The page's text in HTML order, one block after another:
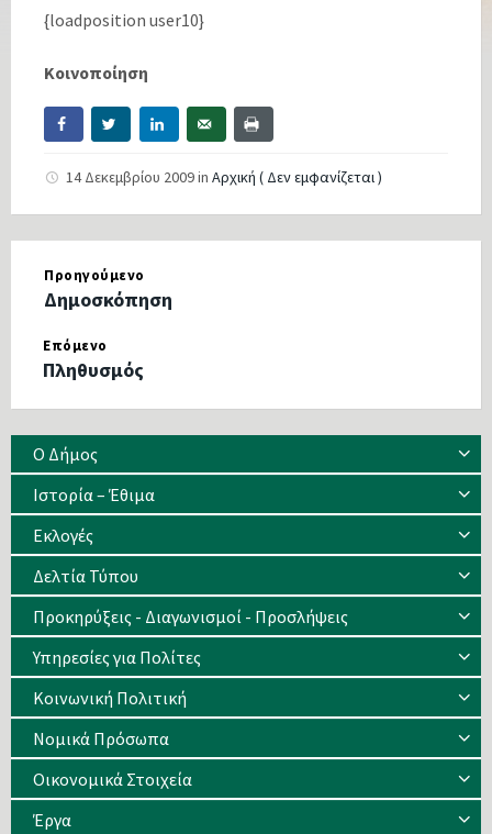
{loadposition user10}
Κοινοποίηση
14 Δεκεμβρίου 2009in Αρχική ( Δεν εμφανίζεται )
Προηγούμενο
Δημοσκόπηση
Επόμενο
Πληθυσμός
Ο Δήμος
Ιστορία – Έθιμα
Eκλογές
Δελτία Τύπου
Προκηρύξεις - Διαγωνισμοί - Προσλήψεις
Υπηρεσίες για Πολίτες
Κοινωνική Πολιτική
Νομικά Πρόσωπα
Οικονομικά Στοιχεία
Έργα